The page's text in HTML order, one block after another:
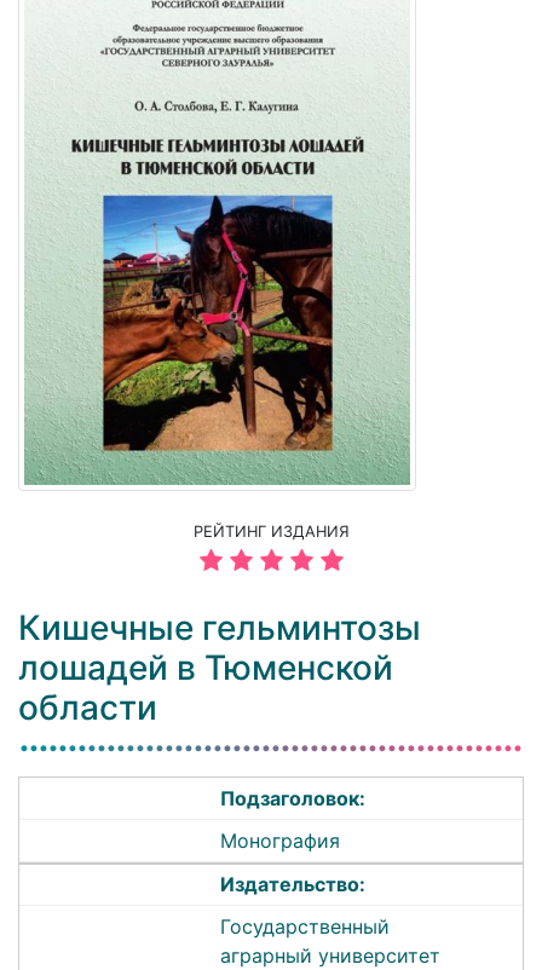
РЕЙТИНГ ИЗДАНИЯ
Кишечные гельминтозы
лошадей в Тюменской
области
Подзаголовок:
Монография
Издательство:
Государственный
аграрный университет